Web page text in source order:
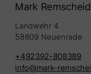
Mark
Landwehr 4
58809 Neuenrade
+492392-808389
info@mark-